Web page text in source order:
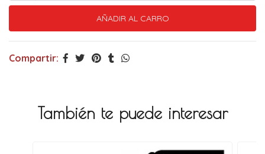
Compartir:
También te puede interesar